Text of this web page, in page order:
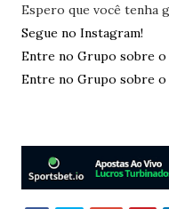
Espero que você tenha
Segue no Instagram!
Entre no Grupo sobre o
Entre no Grupo sobre o